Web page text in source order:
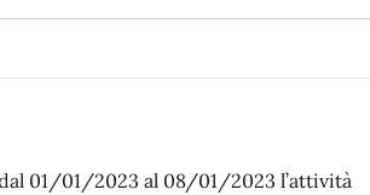
01/01/2023 al 08/01/2023 l’attività